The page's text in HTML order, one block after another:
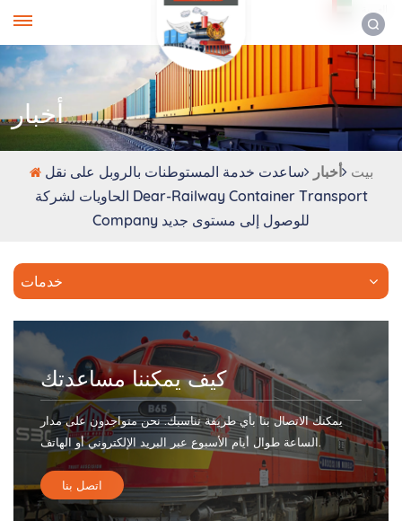
أخبار
بيت أخبار
ساعدت خدمة المستوطنات بالروبل على نقل
الحاويات لشركة Dear-Railway Container Transport
Company للوصول إلى مستوى جديد
خدمات
كيف يمكننا مساعدتك
يمكنك الاتصال بنا بأي طريقة تناسبك. نحن متواجدون على مدار
الساعة طوال أيام الأسبوع عبر البريد الإلكتروني أو الهاتف.
اتصل بنا